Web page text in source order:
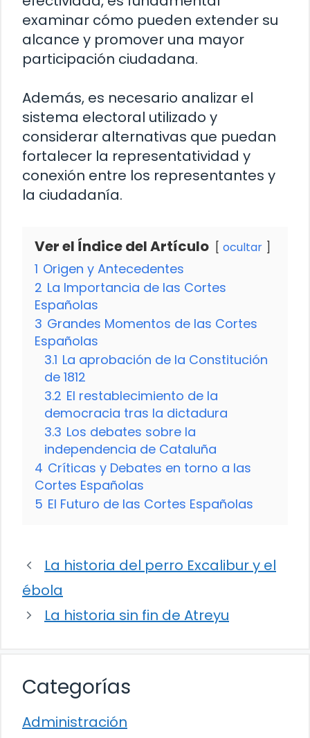
examinar cómo pueden extender su
alcance y promover una mayor
participación ciudadana.
Además, es necesario analizar el
sistema electoral utilizado y
considerar alternativas que puedan
fortalecer la representatividad y
conexión entre los representantes y
la ciudadanía.
Ver el Índice del Artículo ocultar
1 Origen y Antecedentes
2 La Importancia de las Cortes
Españolas
3 Grandes Momentos de las Cortes
Españolas
3.1 La aprobación de la Constitución
de 1812
3.2 El restablecimiento de la
democracia tras la dictadura
3.3 Los debates sobre la
independencia de Cataluña
4 Críticas y Debates en torno a las
Cortes Españolas
5 El Futuro de las Cortes Españolas
La historia del perro Excalibur y el
ébola
La historia sin fin de Atreyu
Categorías
Administración